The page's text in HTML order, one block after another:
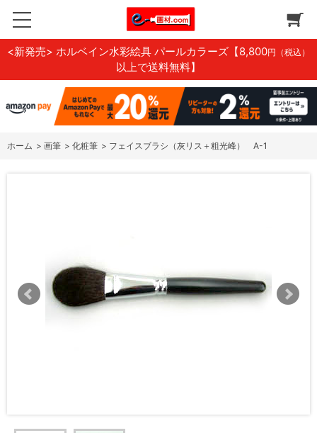
<新発売> ホルベイン水彩絵具 パールカラーズ 【8,800円（税込）
以上で送料無料】
ホーム > 画筆 > 化粧筆 > フェイスブラシ（灰リス＋粗光峰） A-1